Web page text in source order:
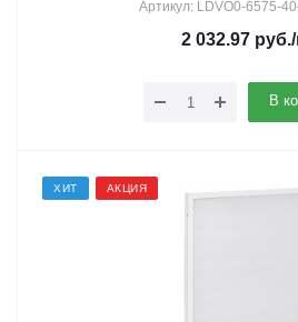
Артикул: LDVO0-6575-
2 032.97 руб.
В
ХИТ АКЦИЯ